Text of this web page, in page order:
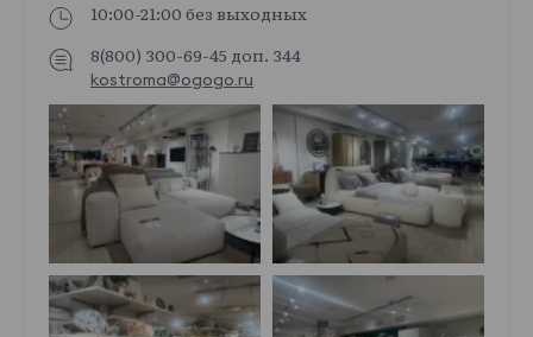
10:00-21:00 без выходных
8(800) 300-69-45 доп. 344
kostroma@ogogo.ru